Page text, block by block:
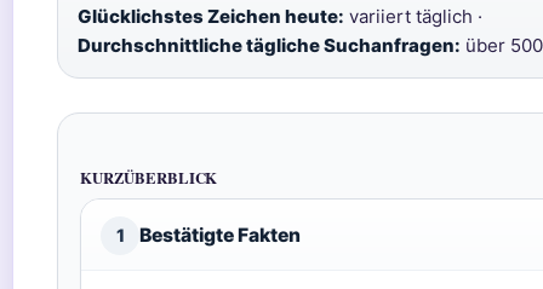
Glücklichstes Zeichen heute: variiert täglich ·
Durchschnittliche tägliche Suchanfragen: über
KURZÜBERBLICK
1 Bestätigte Fakten